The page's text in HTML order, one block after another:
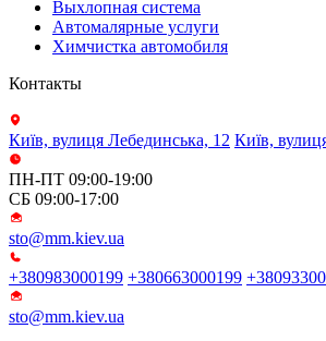
Выхлопная система
Автомалярные услуги
Химчистка автомобиля
Контакты
Київ, вулиця Лебединська, 12 Київ,
ПН-ПТ 09:00-19:00
СБ 09:00-17:00
sto@mm.kiev.ua
+380983000199 +380663000199
sto@mm.kiev.ua